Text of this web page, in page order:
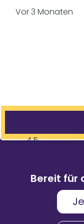
Vor 3 Monaten
4,5
Karriere & Gehalt
Bereit für